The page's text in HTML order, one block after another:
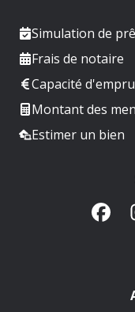
Simulation de
Frais de notaire
Capacité
Montant des
Estimer un bien